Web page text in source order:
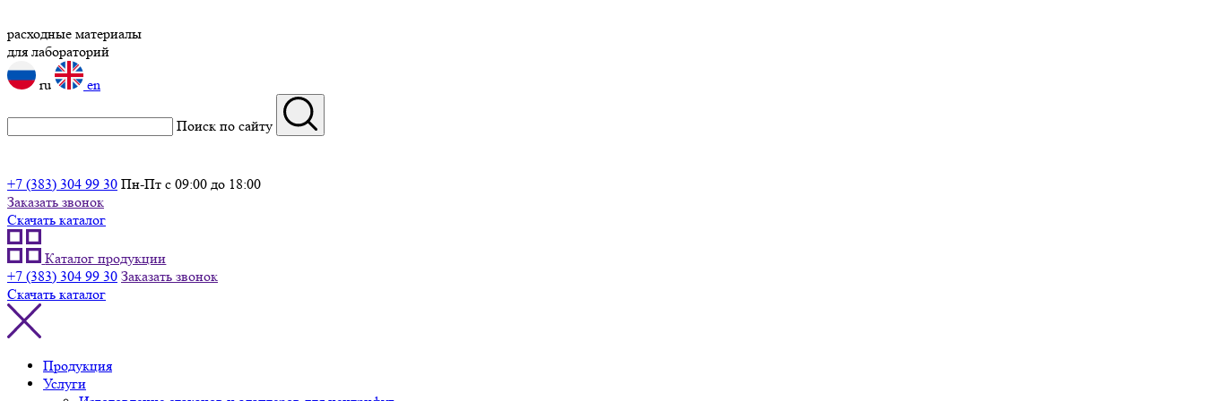
расходные материалы
для лабораторий
ru
en
Поиск по сайту
+7 (383) 304 99 30 Пн-Пт с 09:00 до 18:00
Заказать звонок
Скачать каталог
Каталог продукции
+7 (383) 304 99 30 Заказать звонок
Скачать каталог
Продукция
Услуги